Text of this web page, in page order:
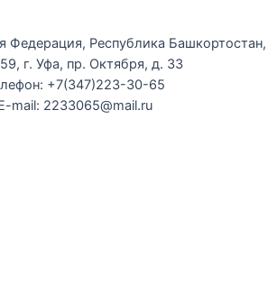
Федерация, Республика Башкортостан,
г. Уфа, пр. Октября, д. 33
+7(347)223-30-65
mail: 2233065@mail.ru